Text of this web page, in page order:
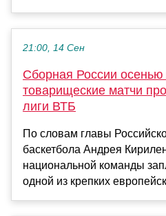
21:00, 14 Сен
Сборная России осенью
товарищеские матчи
лиги ВТБ
По словам главы
баскетбола Андрея
национальной команды
одной из крепких